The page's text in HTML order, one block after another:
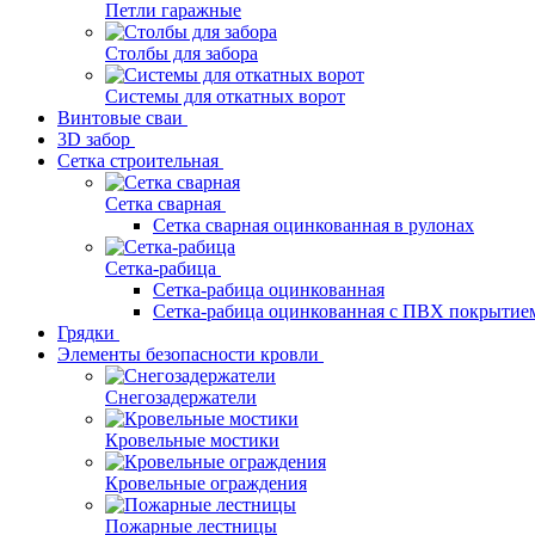
Петли гаражные
Столбы для забора
Системы для откатных ворот
Винтовые сваи
3D забор
Сетка строительная
Сетка сварная
Сетка сварная оцинкованная в рулонах
Сетка-рабица
Сетка-рабица оцинкованная
Сетка-рабица оцинкованная с ПВХ
Грядки
Элементы безопасности кровли
Снегозадержатели
Кровельные мостики
Кровельные ограждения
Пожарные лестницы